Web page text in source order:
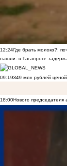
12:24Где брать молоко?:
нашли: в Таганроге
09:19349 млн рублей
18:00Нового